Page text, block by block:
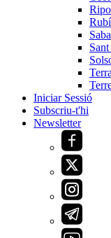
Rubí
Iniciar Sessió
Subscriu-t'hi
Newsletter